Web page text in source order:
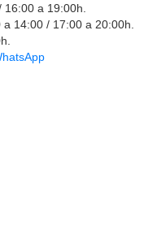
a 19:00h.
14:00 / 17:00 a 20:00h.